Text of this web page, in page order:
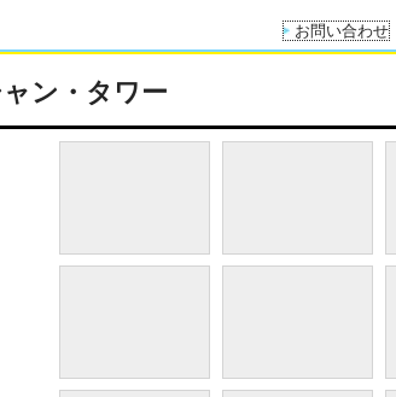
お問い合わせ
ン・タワー